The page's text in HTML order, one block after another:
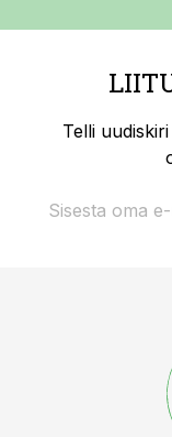
Telli